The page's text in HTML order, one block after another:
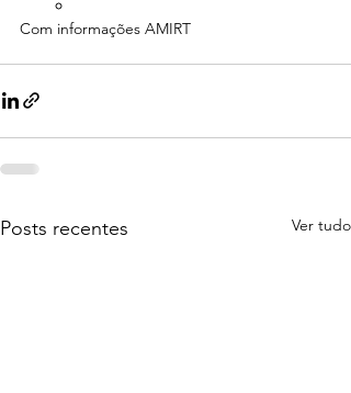
Com informações AMIRT
Posts recentes Ver tudo